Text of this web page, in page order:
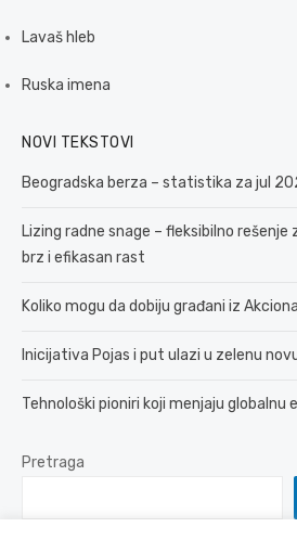
Lavaš hleb
Ruska imena
NOVI TEKSTOVI
Beogradska berza – statistika za jul
Lizing radne snage – fleksibilno rešenje
brz i efikasan rast
Koliko mogu da dobiju građani iz
Inicijativa Pojas i put ulazi u zelenu
Tehnološki pioniri koji menjaju globalnu
Pretraga